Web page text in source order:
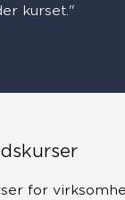
kurset."
for